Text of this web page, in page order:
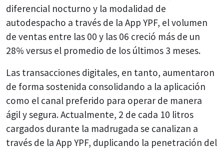
diferencial nocturno y la modalidad de
autodespacho a través de la App YPF, el volumen
de ventas entre las 00 y las 06 creció más de un
28% versus el promedio de los últimos 3 meses.
Las transacciones digitales, en tanto, aumentaron
de forma sostenida consolidando a la aplicación
como el canal preferido para operar de manera
ágil y segura. Actualmente, 2 de cada 10 litros
cargados durante la madrugada se canalizan a
través de la App YPF, duplicando la penetración del